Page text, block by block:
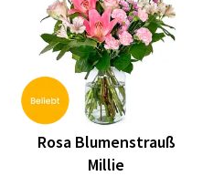
Rosa Blumenstrauß
Millie